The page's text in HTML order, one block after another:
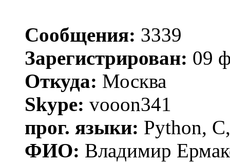
Сообщения: 3339
Зарегистрирован: 09
Откуда: Москва
Skype: vooon341
прог. языки: Python,
ФИО: Владимир